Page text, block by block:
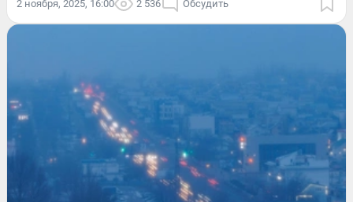
2 ноября, 2025, 16:00 2 536 Обсудить